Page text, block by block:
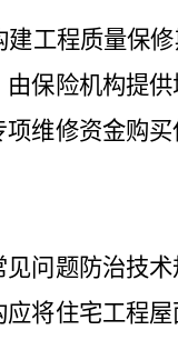
工程质量保
保险机构提
维修资金购
问题防治技
将住宅工程